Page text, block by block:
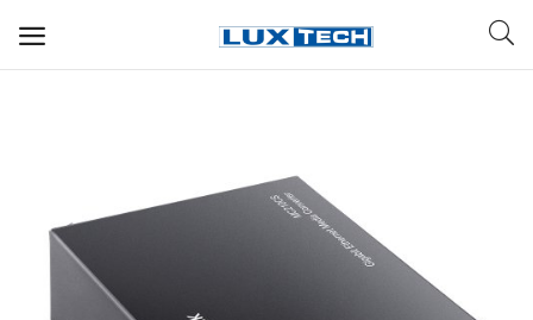
ДЛЯ БИЗНЕСА
ДЛЯ ОПЕРАТОРОВ СВЯЗИ